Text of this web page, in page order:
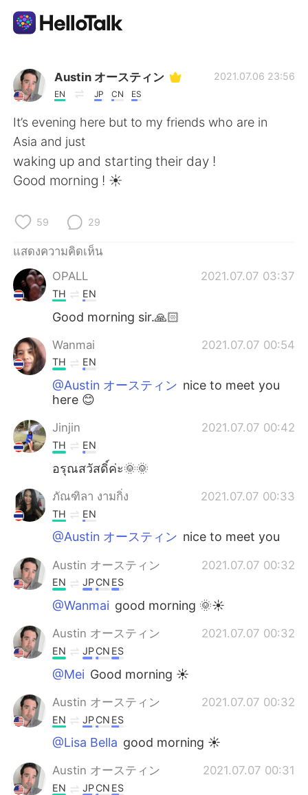
แอปแลกเปลี่ยนทางภาษา
AI Grammar Checker
ไทย
繁體中文
العربية
Deutsch 日本語
한국어
Indonesia Italiano
Português
Austin オースティン
EN JP CN ES
2021.07.06 23:56
It’s evening here but to my friends who are in
Asia and just
waking up and starting their day !
Good morning ! ☀️
59 29
แสดงความคิดเห็น
OPALL
2021.07.07 03:37
TH EN
Good morning sir.🙏🏻
Wanmai 2021.07.07 00:54
TH EN
@Austin オースティン nice to meet you
here 😊
Jinjin 2021.07.07 00:42
TH EN
อรุณสวัสดิ์ค่ะ🌞🌞
ภัณฑิลา งามกิ่ง 2021.07.07 00:33
TH EN
@Austin オースティン nice to meet you
Austin オースティン 2021.07.07 00:32
EN JPCN ES
@Wanmai good morning 🌞☀️
Austin オースティン 2021.07.07 00:32
EN JPCN ES
@Mei Good morning ☀️
Austin オースティン 2021.07.07 00:32
EN JPCN ES
@Lisa Bella good morning ☀️
Austin オースティン 2021.07.07 00:31
EN JPCN ES